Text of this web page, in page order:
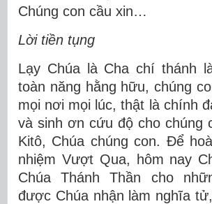
Chúng con cầu xin…
Lời tiền tụng
Lạy Chúa là Cha chí thánh
toàn năng hằng hữu, chúng
mọi nơi mọi lúc, thật là chính
và sinh ơn cứu độ cho chúng
Kitô, Chúa chúng con. Ðể
nhiệm Vượt Qua, hôm nay
Chúa Thánh Thần cho
được Chúa nhận làm nghĩa